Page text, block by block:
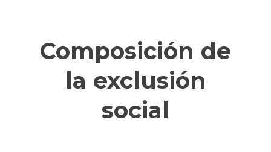
APOYO A LA INVESTIGACIÓN
Composición de
la exclusión
social